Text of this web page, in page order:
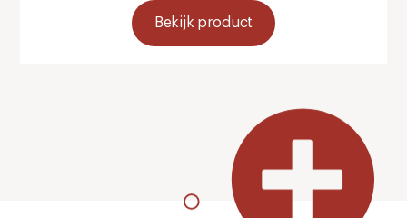
Bekijk product